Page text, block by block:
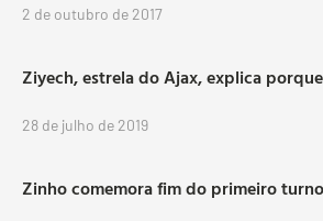
2 de outubro de 2017
Ziyech, estrela do Ajax, explica
28 de julho de 2019
Zinho comemora fim do primeiro